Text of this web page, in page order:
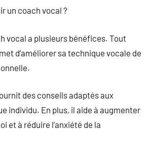
un coach vocal ?
vocal a plusieurs bénéfices. Tout
d’améliorer sa technique vocale de
des conseils adaptés aux
individu. En plus, il aide à augmenter
et à réduire l’anxiété de la